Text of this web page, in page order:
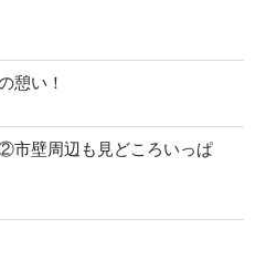
憩い！
壁周辺も見どころいっぱ